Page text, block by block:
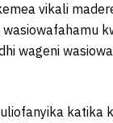
vikali
wageni
katika